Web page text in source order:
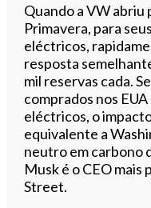
Quando a VW abriu
Primavera, para
eléctricos,
resposta
mil reservas cada.
comprados nos
eléctricos, o
equivalente a
neutro em carbono
Musk é o CEO mais
Street.